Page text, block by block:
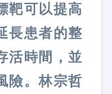
靶可以提高
長患者的整
活時間，並
險。林宗哲